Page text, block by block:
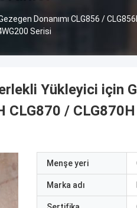
Donanımı CLG856 /
Serisi
Yükleyici için
CLG870 /
Menşe yeri
Marka adı